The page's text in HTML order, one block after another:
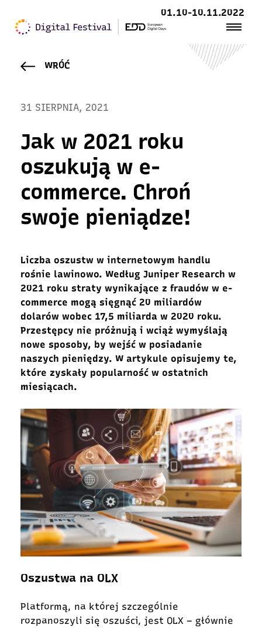
01.10-10.11.2022
WRÓĆ
31 SIERPNIA, 2021
Jak w 2021 roku
oszukują w e-
commerce. Chroń
swoje pieniądze!
Liczba oszustw w internetowym handlu
rośnie lawinowo. Według Juniper Research w
2021 roku straty wynikające z fraudów w e-
commerce mogą sięgnąć 20 miliardów
dolarów wobec 17,5 miliarda w 2020 roku.
Przestępcy nie próżnują i wciąż wymyślają
nowe sposoby, by wejść w posiadanie
naszych pieniędzy. W artykule opisujemy te,
które zyskały popularność w ostatnich
miesiącach.
Oszustwa na OLX
Platformą, na której szczególnie
rozpanoszyli się oszuści, jest OLX – głównie